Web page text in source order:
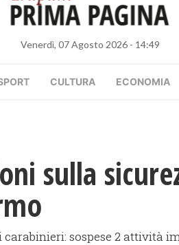
Venerdì, 07 Agosto 2026 - 14:49
CULTURA ECONOMIA
sulla
sospese 2 attività